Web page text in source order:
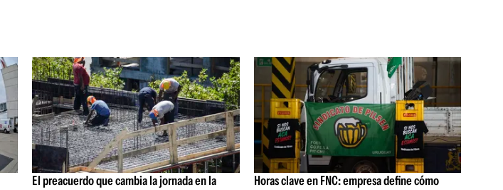
El preacuerdo que cambia la jornada en la
Horas clave en FNC: empresa define cómo